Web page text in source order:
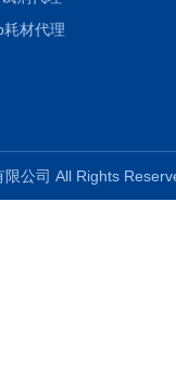
材代理
限公司 All Rights